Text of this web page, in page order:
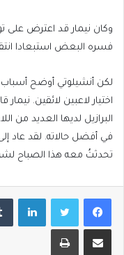
وكان نيمار قد اعترض على
فسره البعض استبعادا
لكن أنشيلوتي أوضح أسباب
اختيار لاعبين لائقين.
البرازيل لديها العديد من
في أفضل حالاته. لقد عاد
تحدثتُ معه هذا الصباح
فيسبوكتويتر
مشاركة عبر البريد طباعة